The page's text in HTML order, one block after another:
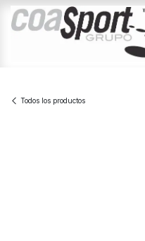
Ir al contenido
Todos los productos